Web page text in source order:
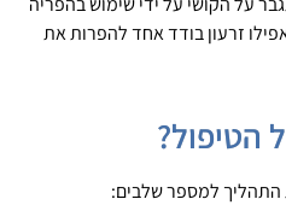
זרעון בודד אחד להפרות את
הטיפול?
התהליך למספר שלבים: